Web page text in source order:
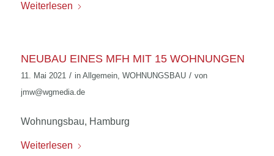
Weiterlesen
NEUBAU EINES MFH MIT 15 WOHNUNGEN
11. Mai 2021 / in Allgemein, WOHNUNGSBAU / von
jmw@wgmedia.de
Wohnungsbau, Hamburg
Weiterlesen